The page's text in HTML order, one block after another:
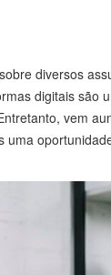
diversos
digitais são
vem